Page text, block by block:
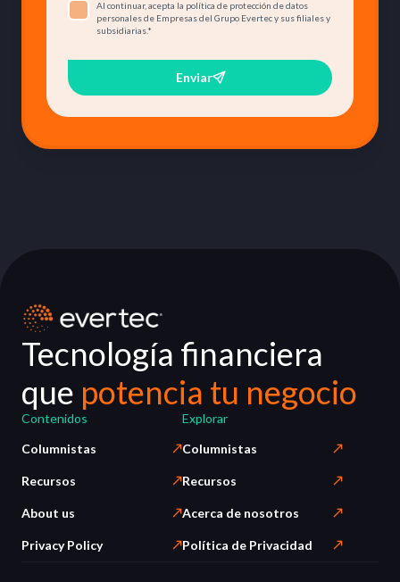
Al continuar, acepta la política de protección de datos
personales de Empresas del Grupo Evertec y sus filiales y
subsidiarias.*
Enviar
Tecnología financiera
que potencia tu negocio
Contenidos
Columnistas
Recursos
About us
Privacy Policy
Explorar
Columnistas
Recursos
Acerca de nosotros
Política de Privacidad